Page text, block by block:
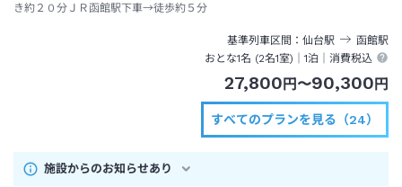
き約２０分ＪＲ函館駅下車→徒歩約５分
基準列車区間 仙台駅 函館駅
おとな1名 (2名1室)｜1泊 ｜消費税込
27,800円〜90,300円
すべてのプランを見る（24）
施設からのお知らせあり